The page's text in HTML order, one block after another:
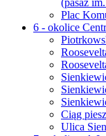
Plac
6 - okolice
Ciąg
Ulica